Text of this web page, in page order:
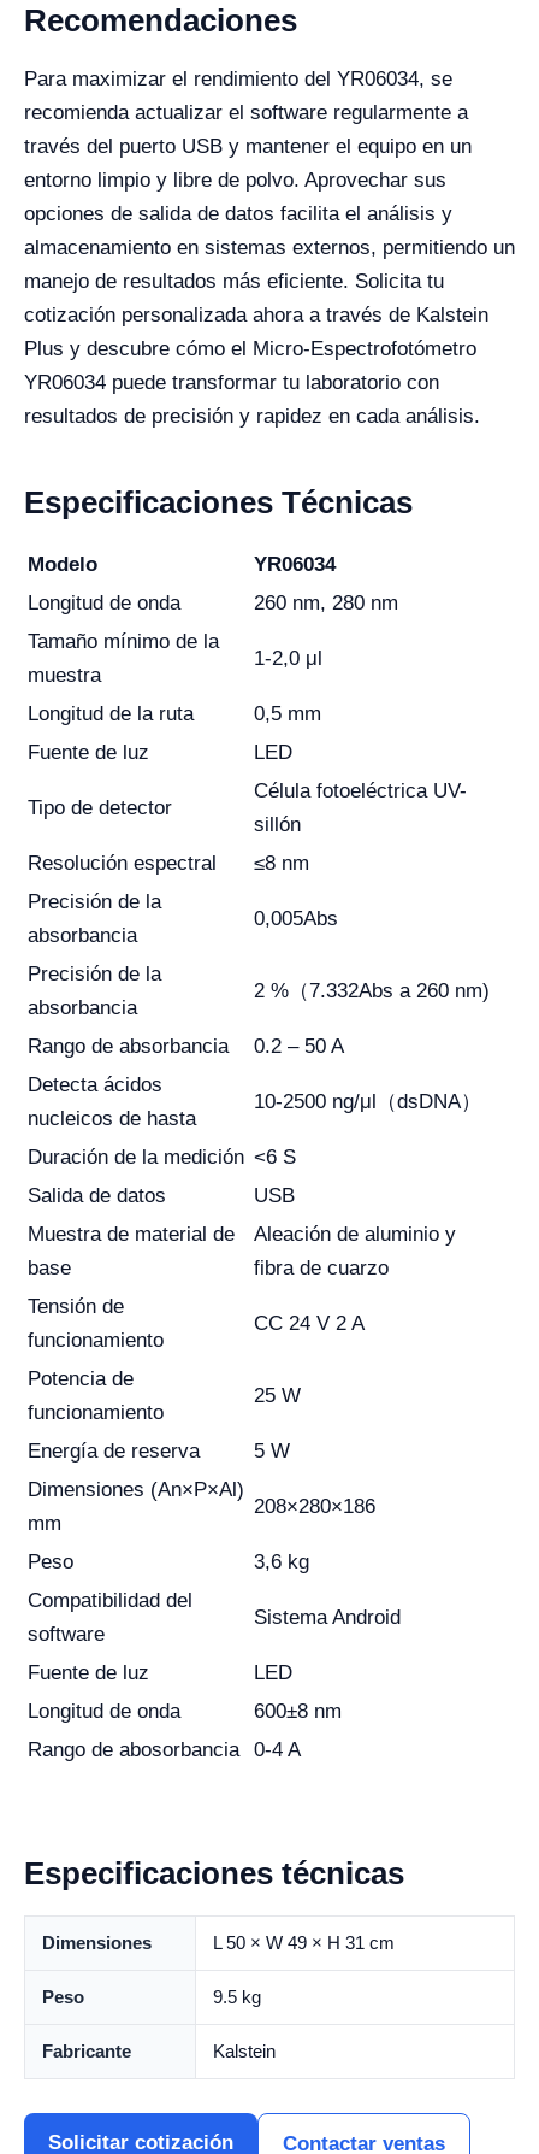
Recomendaciones
Para maximizar el rendimiento del YR06034, se
recomienda actualizar el software regularmente a
través del puerto USB y mantener el equipo en un
entorno limpio y libre de polvo. Aprovechar sus
opciones de salida de datos facilita el análisis y
almacenamiento en sistemas externos, permitiendo un
manejo de resultados más eficiente. Solicita tu
cotización personalizada ahora a través de Kalstein
Plus y descubre cómo el Micro-Espectrofotómetro
YR06034 puede transformar tu laboratorio con
resultados de precisión y rapidez en cada análisis.
Especificaciones Técnicas
Modelo
YR06034
Longitud de onda
260 nm, 280 nm
Tamaño mínimo de la
muestra
1-2,0 μl
Longitud de la ruta
0,5 mm
Fuente de luz
LED
Tipo de detector
Célula fotoeléctrica UV-
sillón
Resolución espectral
≤8 nm
Precisión de la
absorbancia
0,005Abs
Precisión de la
absorbancia
2 %（7.332Abs a 260 nm)
Rango de absorbancia
0.2 – 50 A
Detecta ácidos
nucleicos de hasta
10-2500 ng/μl（dsDNA）
Duración de la medición <6 S
Salida de datos
USB
Muestra de material de
base
Aleación de aluminio y
fibra de cuarzo
Tensión de
funcionamiento
CC 24 V 2 A
Potencia de
funcionamiento
25 W
Energía de reserva
5 W
Dimensiones (An×P×Al)
mm
208×280×186
Peso
3,6 kg
Compatibilidad del
software
Sistema Android
Fuente de luz
LED
Longitud de onda
600±8 nm
Rango de abosorbancia
0-4 A
Especificaciones técnicas
Dimensiones L 50 × W 49 × H 31 cm
Peso 9.5 kg
Fabricante Kalstein
Solicitar cotización Contactar ventas